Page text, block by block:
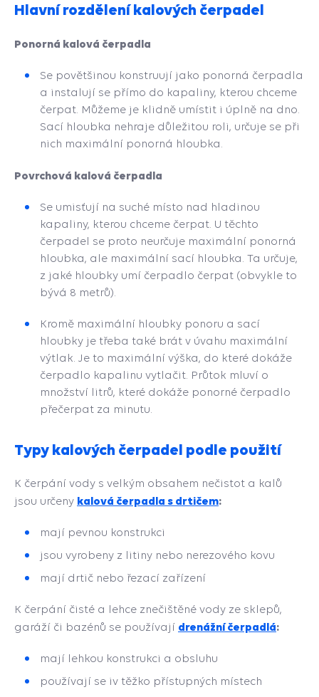
Hlavní rozdělení kalových čerpadel
Ponorná kalová čerpadla
Se povětšinou konstruují jako ponorná čerpadla
a instalují se přímo do kapaliny, kterou chceme
čerpat. Můžeme je klidně umístit i úplně na dno.
Sací hloubka nehraje důležitou roli, určuje se při
nich maximální ponorná hloubka.
Povrchová kalová čerpadla
Se umisťují na suché místo nad hladinou
kapaliny, kterou chceme čerpat. U těchto
čerpadel se proto neurčuje maximální ponorná
hloubka, ale maximální sací hloubka. Ta určuje,
z jaké hloubky umí čerpadlo čerpat (obvykle to
bývá 8 metrů).
Kromě maximální hloubky ponoru a sací
hloubky je třeba také brát v úvahu maximální
výtlak. Je to maximální výška, do které dokáže
čerpadlo kapalinu vytlačit. Průtok mluví o
množství litrů, které dokáže ponorné čerpadlo
přečerpat za minutu.
Typy kalových čerpadel podle použití
K čerpání vody s velkým obsahem nečistot a kalů
jsou určeny kalová čerpadla s drtičem:
mají pevnou konstrukci
jsou vyrobeny z litiny nebo nerezového kovu
mají drtič nebo řezací zařízení
K čerpání čisté a lehce znečištěné vody ze sklepů,
garáží či bazénů se používají drenážní čerpadlá:
mají lehkou konstrukci a obsluhu
používají se iv těžko přístupných místech